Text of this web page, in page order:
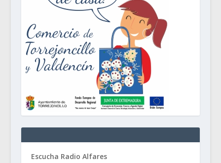
Escucha Radio Alfares